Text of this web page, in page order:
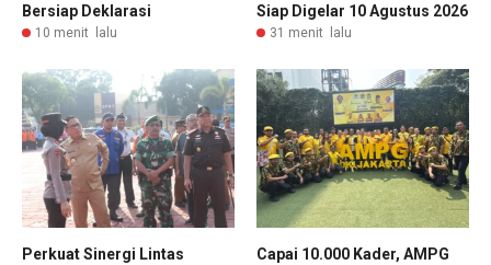
Bersiap Deklarasi
10 menit lalu
Siap Digelar 10 Agustus 2026
31 menit lalu
Perkuat Sinergi Lintas
Capai 10.000 Kader, AMPG